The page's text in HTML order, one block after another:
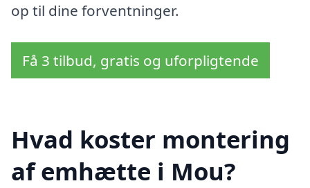
op til dine forventninger.
Få 3 tilbud, gratis og uforpligtende
Hvad koster montering
af emhætte i Mou?